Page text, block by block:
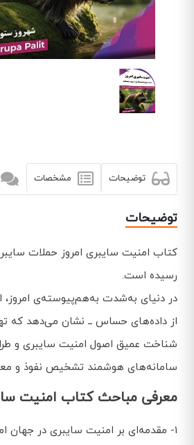
توضیحات مشخصات
توضیحات
کتاب امنیت سایبری امروز حملات
رسیده است.
در دنیای به‌شدت به‌هم‌پیوسته‌ی امروز،
از داده‌های حساس ــ نشان می‌دهد که
شناخت عمیق اصول امنیت سایبری و
سامانه‌های هوشمند تشخیص نفوذ و
معرفی مباحث کتاب امنیت
1- مقدمه‌ای بر امنیت سایبری در جهان امروز